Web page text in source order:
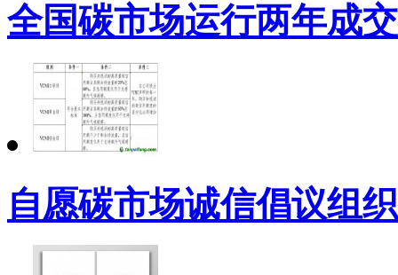
全国碳市场运行两年成
自愿碳市场诚信倡议组